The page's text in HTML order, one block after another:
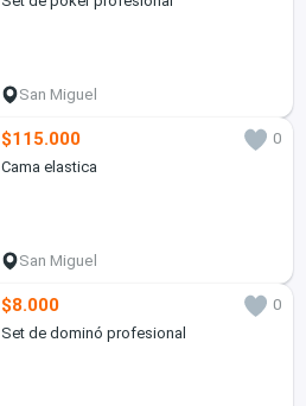
San Miguel
$115.000
0
Cama elastica
San Miguel
$8.000
0
Set de dominó profesional